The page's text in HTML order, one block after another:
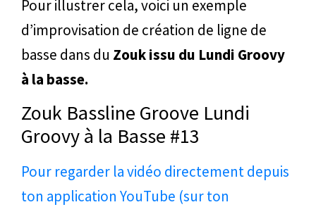
Pour illustrer cela, voici un exemple
d’improvisation de création de ligne de
basse dans du Zouk issu du Lundi Groovy
à la basse.
Zouk Bassline Groove Lundi
Groovy à la Basse #13
Pour regarder la vidéo directement depuis
ton application YouTube (sur ton